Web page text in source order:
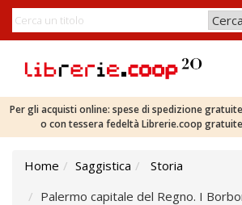
Per gli acquisti online: spese di spedizione
o con tessera fedeltà Librerie.coop
Home Saggistica
Storia
Palermo capitale del Regno. I